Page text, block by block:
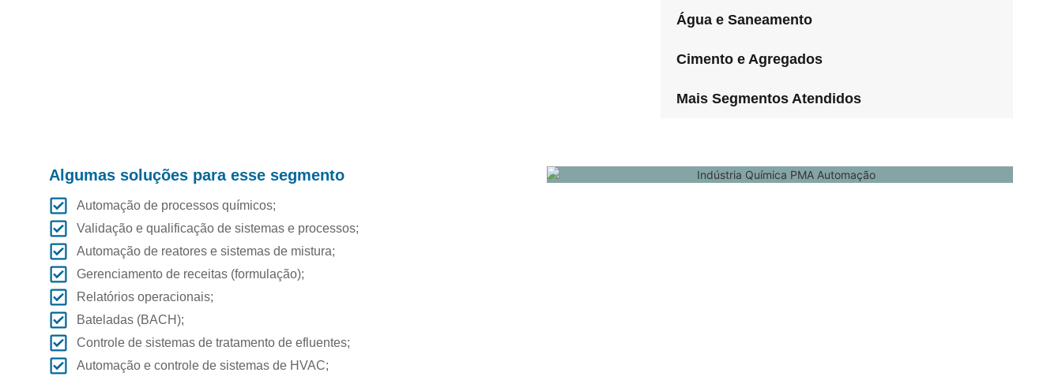
Água e Saneamento
Cimento e Agregados
Mais Segmentos Atendidos
Algumas soluções para esse segmento
Automação de processos químicos;
Validação e qualificação de sistemas e processos;
Automação de reatores e sistemas de mistura;
Gerenciamento de receitas (formulação);
Relatórios operacionais;
Bateladas (BACH);
Controle de sistemas de tratamento de efluentes;
Automação e controle de sistemas de HVAC;